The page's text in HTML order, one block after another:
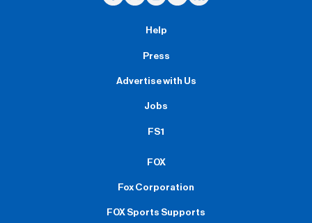
Help
Press
Advertise with Us
Jobs
FS1
FOX
Fox Corporation
FOX Sports Supports